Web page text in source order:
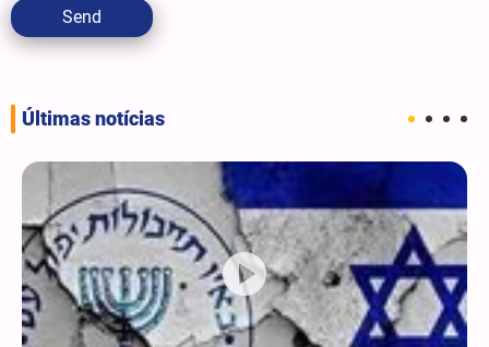
Send
Últimas notícias